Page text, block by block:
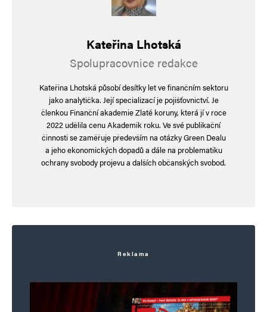
Kateřina Lhotská
Spolupracovnice redakce
Kateřina Lhotská působí desítky let ve finančním sektoru
jako analytička. Její specializací je pojišťovnictví. Je
členkou Finanční akademie Zlaté koruny, která jí v roce
2022 udělila cenu Akademik roku. Ve své publikační
činnosti se zaměřuje především na otázky Green Dealu
a jeho ekonomických dopadů a dále na problematiku
ochrany svobody projevu a dalších občanských svobod.
Reklama